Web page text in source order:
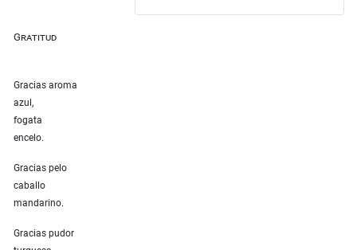
Gratitud
Gracias aroma
azul,
fogata
encelo.
Gracias pelo
caballo
mandarino.
Gracias pudor